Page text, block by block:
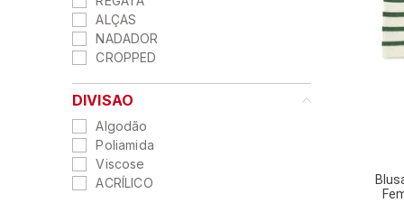
DIVISAO
Algodão
Poliamida
Viscose
ACRÍLICO
ALÇAS
NADADOR
CROPPED